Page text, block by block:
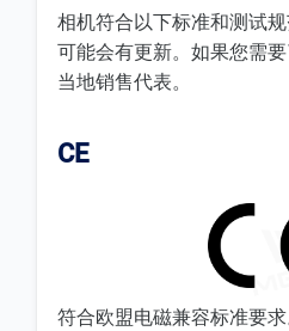
相机符合以下标准和测试
可能会有更新。如果您需
当地销售代表。
CE
符合欧盟电磁兼容标准要求